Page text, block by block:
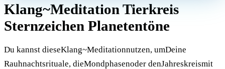
Klang~Meditation Tierkreis
Sternzeichen Planetentöne
Du kannst dieseKlang~Meditationnutzen, umDeine
Rauhnachtsrituale, dieMondphasenoder denJahreskreismit